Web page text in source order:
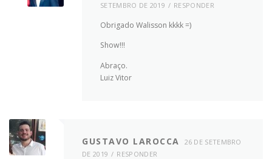
SETEMBRO DE 2019
RESPONDER
Obrigado Walisson kkkk =)
Show!!!
Abraço.
Luiz Vitor
GUSTAVO LAROCCA
26 DE SETEMBRO
DE 2019
RESPONDER